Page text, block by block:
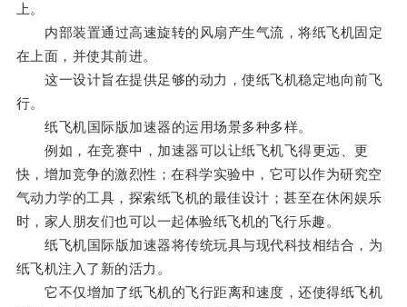
上。
内部装置通过高速旋转的风扇产生气流，将纸飞机固定
在上面，并使其前进。
这一设计旨在提供足够的动力，使纸飞机稳定地向前飞
行。
纸飞机国际版加速器的运用场景多种多样。
例如，在竞赛中，加速器可以让纸飞机飞得更远、更
快，增加竞争的激烈性；在科学实验中，它可以作为研究空
气动力学的工具，探索纸飞机的最佳设计；甚至在休闲娱乐
时，家人朋友们也可以一起体验纸飞机的飞行乐趣。
纸飞机国际版加速器将传统玩具与现代科技相结合，为
纸飞机注入了新的活力。
它不仅增加了纸飞机的飞行距离和速度，还使得纸飞机